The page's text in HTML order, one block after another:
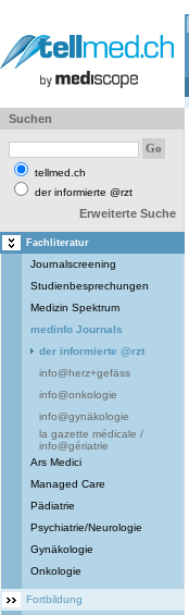
Suchen
tellmed.ch
der informierte @rzt
Erweiterte Suche
Fachliteratur
Journalscreening
Studienbesprechungen
Medizin Spektrum
medinfo Journals
der informierte @rzt
info@herz+gefäss
info@onkologie
info@gynäkologie
la gazette médicale /
info@gériatrie
Ars Medici
Managed Care
Pädiatrie
Psychiatrie/Neurologie
Gynäkologie
Onkologie
Fortbildung